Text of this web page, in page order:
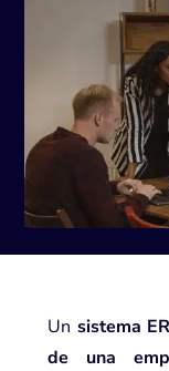
Un sistema
de una